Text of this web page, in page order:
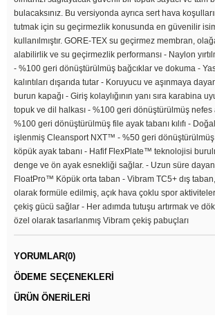
bulacaksınız. Bu versiyonda ayrıca sert hava
tutmak için su geçirmezlik konusunda en güvenilir
kullanılmıştır. GORE-TEX su geçirmez membran,
alabilirlik ve su geçirmezlik performansı - Naylon
- %100 geri dönüştürülmüş bağcıklar ve dokuma -
kalıntıları dışarıda tutar - Koruyucu ve aşınmaya
burun kapağı - Giriş kolaylığının yanı sıra karabina
topuk ve dil halkası - %100 geri dönüştürülmüş
%100 geri dönüştürülmüş file ayak tabanı kılıfı -
işlenmiş Cleansport NXT™ - %50 geri dönüştürülmüş
köpük ayak tabanı - Hafif FlexPlate™ teknolojisi
denge ve ön ayak esnekliği sağlar. - Uzun süre
FloatPro™ Köpük orta taban - Vibram TC5+ dış
olarak formüle edilmiş, açık hava çoklu spor
çekiş gücü sağlar - Her adımda tutuşu artırmak ve
özel olarak tasarlanmış Vibram çekiş pabuçları
YORUMLAR(0)
ÖDEME SEÇENEKLERI
ÜRÜN ÖNERILERI